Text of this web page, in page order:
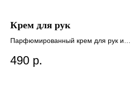
Крем для рук
Парфюмированный крем для рук и
490 р.